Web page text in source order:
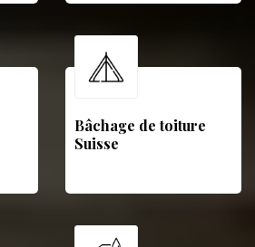
Bâchage de toiture
Suisse